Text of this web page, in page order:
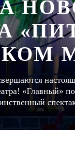
«Главный»